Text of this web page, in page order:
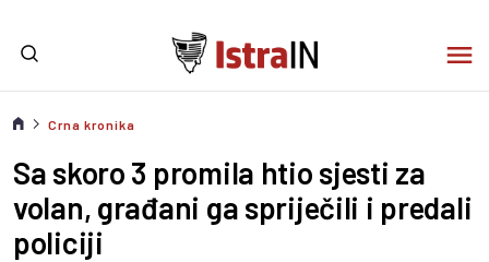
Crna kronika
Sa skoro 3 promila htio sjesti za
volan, građani ga spriječili i predali
policiji